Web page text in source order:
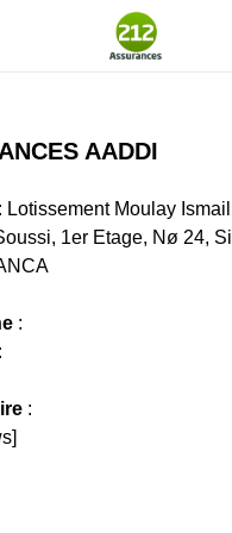
AADDI
: Lotissement Moulay
1er Etage, Nø 24,
:
:
: